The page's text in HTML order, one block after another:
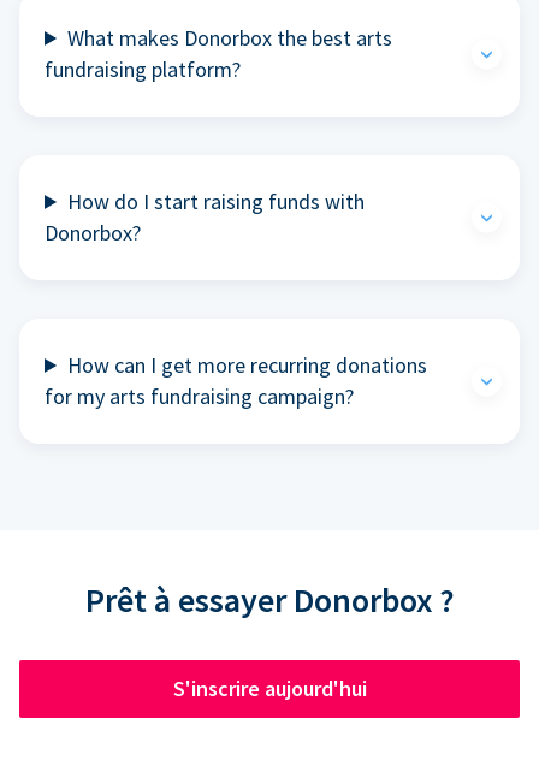
What makes Donorbox the best arts
fundraising platform?
How do I start raising funds with
Donorbox?
How can I get more recurring donations
for my arts fundraising campaign?
Prêt à essayer Donorbox ?
S'inscrire aujourd'hui